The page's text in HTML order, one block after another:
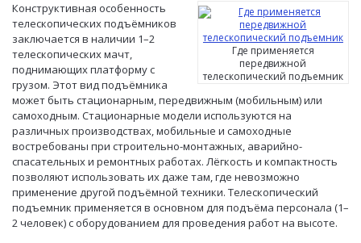
Где применяется
передвижной
телескопический подъемник
Конструктивная особенность
телескопических подъёмников
заключается в наличии 1–2
телескопических мачт,
поднимающих платформу с
грузом. Этот вид подъёмника
может быть стационарным, передвижным (мобильным) или
самоходным. Стационарные модели используются на
различных производствах, мобильные и самоходные
востребованы при строительно-монтажных, аварийно-
спасательных и ремонтных работах. Лёгкость и компактность
позволяют использовать их даже там, где невозможно
применение другой подъёмной техники. Телескопический
подъемник применяется в основном для подъёма персонала (1–
2 человек) с оборудованием для проведения работ на высоте.